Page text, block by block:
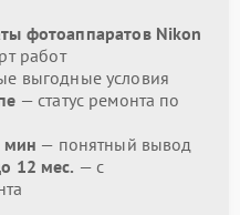
фотоаппаратов Nikon
работ
выгодные условия
— статус ремонта по
мин — понятный вывод
12 мес. — с